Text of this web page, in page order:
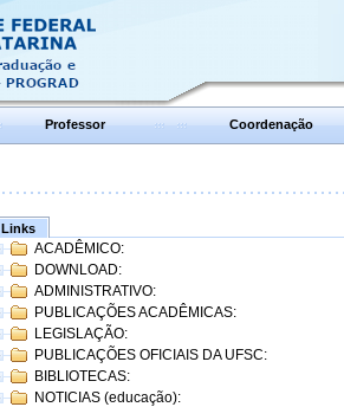
Professor Coordenação
Links
ACADÊMICO:
DOWNLOAD:
ADMINISTRATIVO:
PUBLICAÇÕES ACADÊMICAS:
LEGISLAÇÃO:
PUBLICAÇÕES OFICIAIS DA UFSC:
BIBLIOTECAS:
NOTICIAS (educação):